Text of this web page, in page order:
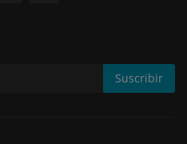
Suscribir